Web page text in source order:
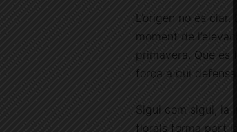
L’origen no és
moment de
primavera. Que es
força a qui defensa
Sigui com sigui, la
florals forma part